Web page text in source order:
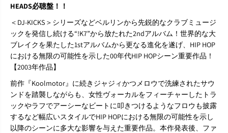
HEADS必聴盤！！
＜DJ-KICKS＞シリーズなどベルリンから先鋭的なクラブミュージ
ックを発信し続ける“!K7”から放たれた2ndアルバム！世界的な大
ブレイクを果たした1stアルバムから更なる進化を遂げ、HIP HOP
における無限の可能性を示した00年代HIP HOPシーン重要作品！
【2003年作品】
前作『Koolmotor』に続きジャジィかつメロウで洗練されたサウ
ンドを踏襲しながらも、女性ヴォーカルをフィーチャーしたトラ
ックやラフでアーシーなビートに叩きつけるようなフロウも披露
するなど幅広いスタイルでHIP HOPにおける無限の可能性を示し
以降のシーンに多大な影響を与えた重要作品。本作発表後、ファ